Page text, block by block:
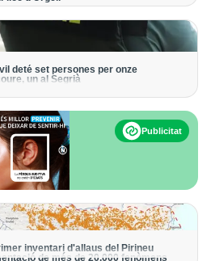
deté set persones per onze
un al Segrià
Publicitat
inventari d'allaus del Pirineu
de més de 20.000 fenòmens